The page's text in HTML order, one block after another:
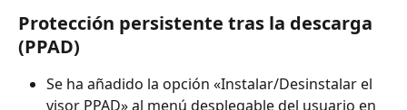
Protección persistente tras la descarga
(PPAD)
Se ha añadido la opción «Instalar/Desinstalar el
visor PPAD» al menú desplegable del usuario en